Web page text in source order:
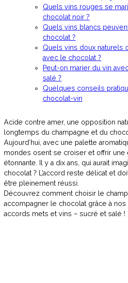
Quels vins rouges se
chocolat noir ?
Quels vins blancs
chocolat ?
Quels vins doux naturels
avec le chocolat ?
Peut-on marier du vin
salé ?
Quelques conseils
chocolat-vin
Acide contre amer, une opposition
longtemps du champagne et du
Aujourd’hui, avec une palette
mondes osent se croiser et offrir une
étonnante. Il y a dix ans, qui aurait
chocolat ? L’accord reste délicat et
être pleinement réussi.
Découvrez comment choisir le
accompagner le chocolat grâce à
accords mets et vins – sucré et salé !